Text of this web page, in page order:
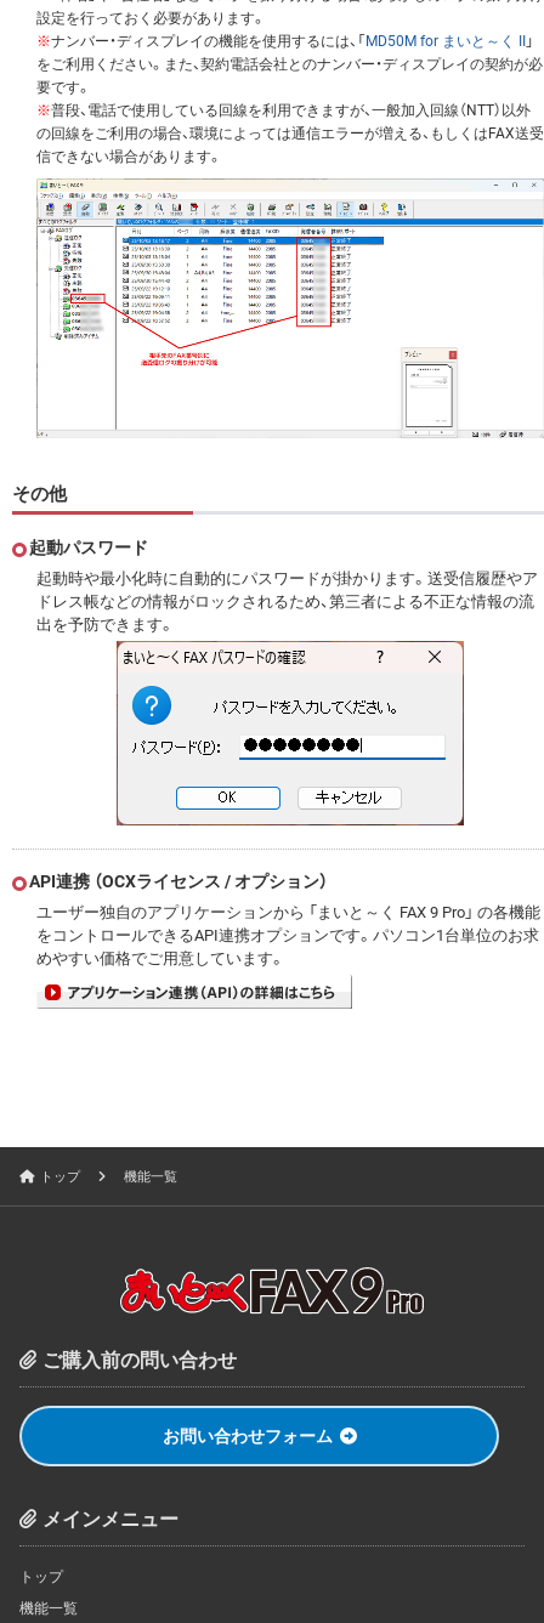
設定を行っておく必要があります。
※ナンバー・ディスプレイの機能を使用するには、「MD50M for まいと～く II」
をご利用ください。また、契約電話会社とのナンバー・ディスプレイの契約が必
要です。
※普段、電話で使用している回線を利用できますが、一般加入回線（NTT）以外
の回線をご利用の場合、環境によっては通信エラーが増える、もしくはFAX送受
信できない場合があります。
その他
起動パスワード
起動時や最小化時に自動的にパスワードが掛かります。送受信履歴やア
ドレス帳などの情報がロックされるため、第三者による不正な情報の流
出を予防できます。
API連携 （OCXライセンス / オプション）
ユーザー独自のアプリケーションから 「まいと～く FAX 9 Pro」 の各機能
をコントロールできるAPI連携オプションです。パソコン1台単位のお求
めやすい価格でご用意しています。
トップ 機能一覧
ご購入前の問い合わせ
お問い合わせフォーム
メインメニュー
トップ
機能一覧